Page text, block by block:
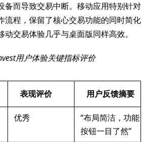
备而导致交易中断。移动应用特别针对
流程，保留了核心交易功能的同时简化
动交易体验几乎与桌面版同样高效。
用户体验关键指标评价
表现评价 用户反馈摘要
优秀
“布局简洁，功能
按钮一目了然”